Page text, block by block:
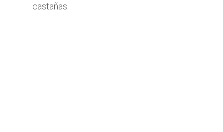
castañas.